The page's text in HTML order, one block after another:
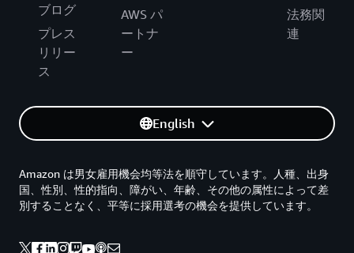
ブログ
プレス
リリー
ス
AWS パ
ートナ
ー
法務関
連
English
Amazon は男女雇用機会均等法を順守しています。人種、出身
国、性別、性的指向、障がい、年齢、その他の属性によって差
別することなく、平等に採用選考の機会を提供しています。